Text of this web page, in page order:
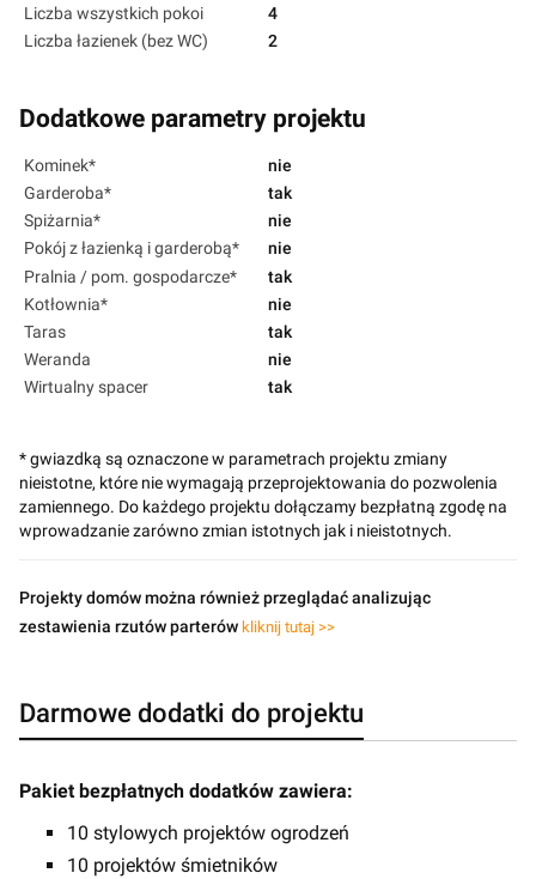
Liczba wszystkich pokoi
4
Liczba łazienek (bez WC)
2
Dodatkowe parametry projektu
Kominek*
nie
Garderoba*
tak
Spiżarnia*
nie
Pokój z łazienką i garderobą*
nie
Pralnia / pom. gospodarcze*
tak
Kotłownia*
nie
Taras
tak
Weranda
nie
Wirtualny spacer
tak
* gwiazdką są oznaczone w parametrach projektu zmiany
nieistotne, które nie wymagają przeprojektowania do pozwolenia
zamiennego. Do każdego projektu dołączamy bezpłatną zgodę na
wprowadzanie zarówno zmian istotnych jak i nieistotnych.
Projekty domów można również przeglądać analizując
zestawienia rzutów parterów kliknij tutaj >>
Darmowe dodatki do projektu
Pakiet bezpłatnych dodatków zawiera:
10 stylowych projektów ogrodzeń
10 projektów śmietników